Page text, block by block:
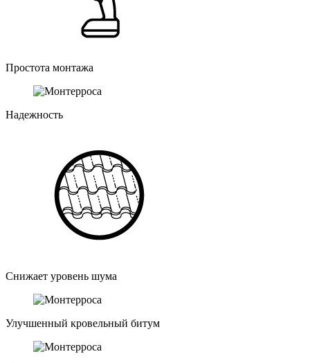
Простота монтажа
Надежность
Снижает уровень шума
Улучшенный кровельный битум